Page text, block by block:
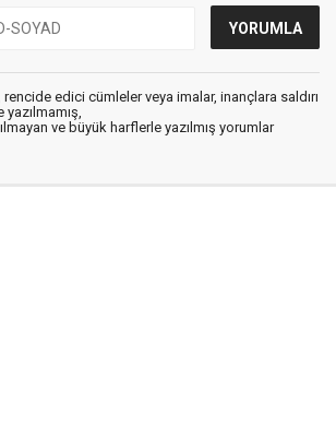
edici cümleler veya imalar, inançlara saldırı
ve büyük harflerle yazılmış yorumlar